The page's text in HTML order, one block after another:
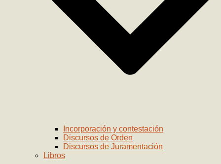
Incorporación y contestación
Discursos de Orden
Discursos de Juramentación
Libros